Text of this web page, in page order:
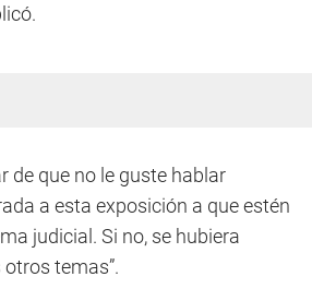
de que no le guste hablar
a esta exposición a que estén
judicial. Si no, se hubiera
temas”.